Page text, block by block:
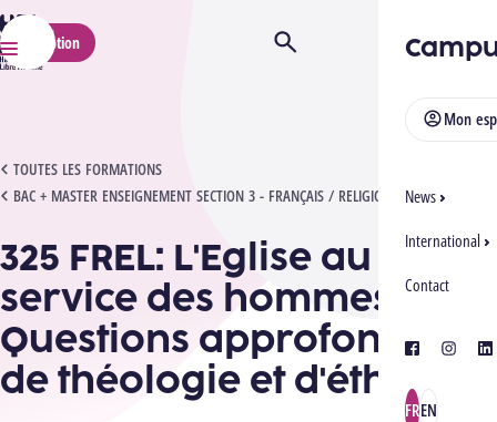
HELMo
Menu
Mon
News
International
Contact
facebook
FREN
Inscription Ouvrir/Fermer la recherche
TOUTES LES FORMATIONS
BAC + MASTER ENSEIGNEMENT SECTION 3 - FRANÇAIS / RELIGION
325 FREL: L'EGLISE AU SERVICE DES HOMMES- QUESTIONS APPROFONDIES DE
325 FREL: L'Eglise au
service des hommes-
Questions approfondies
de théologie et d'éthique